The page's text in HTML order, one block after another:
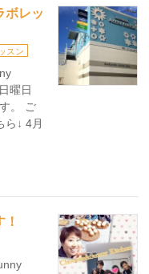
ボレッ
スン
曜日
。 ご
↓ 4月